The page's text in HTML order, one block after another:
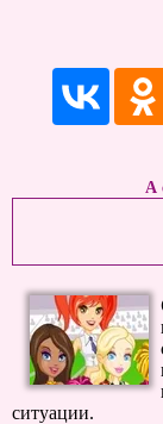
А
ситуации.